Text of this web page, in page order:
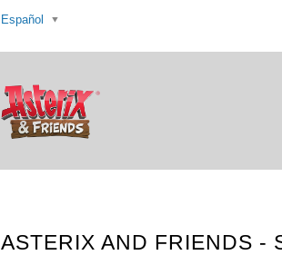
Español
ASTERIX AND FRIENDS -